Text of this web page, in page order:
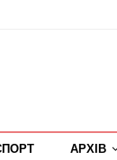
АРХІВ